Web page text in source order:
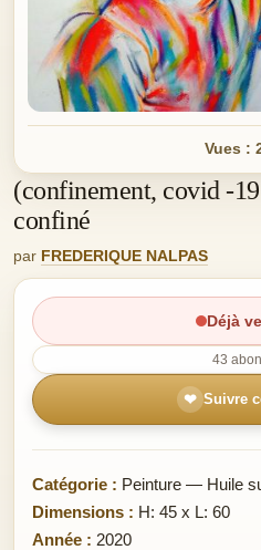
Vues :
(confinement, covid -
confiné
par FREDERIQUE NALPAS
Déjà
43
❤ Suivre
Catégorie : Peinture — Huile
Dimensions : H: 45 x L: 60
Année : 2020